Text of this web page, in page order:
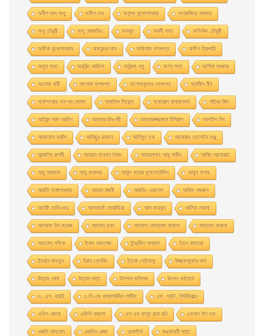
অনীশ দাস অপু অনীশ দেব অনুপম মুখোপাধ্যায় অপরাজিতা সরকার
অপু চৌধুরী অপু রােজারিও অবধূত অবনী সাহা অভিজিৎ চৌধুরী
অভীক মুখোপাধ্যায় অমরেন্দ্র দাস অমিতাভ দাশগুপ্ত অমীশ ত্রিপাঠি
অমৃত সাহা অরবিন্দ আডিগা অরিন্দম বসু অর্ণব সাহা অর্পিতা সরকার
অলোক বারী অশােক দাশগুপ্ত অশোককুমার সেনগুপ্ত অ্যানীস নীন
অ্যাম্পায়ার অব দ্য মােঘল অ্যালিস সিবােন্ড অ্যালেক্স রাদারফোর্ড আঁদ্রে জিদ
আইয়ুব আল আমিন আখতার-উন-নবী আখতারুজ্জামান ইলিয়াস আনাইস নিন
আনাতােল ফ্রাঁস আনিছুর রহমান আনিসুল হক আনোয়ার হোসেইন মঞ্জু
আন্দালিব রাশদী আবদুল মান্নান সৈয়দ আবদুল্লাহ আবু সায়ীদ আবিদ আনোয়ার
আবু আযহার আবু কায়সার আবুল খায়ের মুসলেহউদ্দিন আবুল বাশার
আরতি গঙ্গোপাধ্যায় আরব্য রজনী আরভিং ওয়ালেস আরিফ নজরুল
আর্নেষ্ট হেমিংওয়ে আলবার্তো মােরাভিয়া আল মাহমুদ আলিফ লায়লা
আশরাফ উল ময়েজ আহমদ ছফা আহমাদ মোস্তফা কামাল আহমেদ ফারুক
আহমেদ শফিক ইনাম আহম্মেদ ইন্দ্রনীল সান্যাল ইভন নাভারাে
ইমরান মাহমুদ ইয়ান ফ্লেমিং ইহারা সেইকাকু উজ্জ্বলকুমার দাস
উত্তম ঘােষ উত্তম দত্ত উল্লাস মল্লিক উৎপল ভট্টাচার্য
এ. এস. বায়াট এ.বি.এম কামালউদ্দিন শামীম এফ. স্কট. ফিটজিরাল্ড
এমিল জোলা এমিলি বারলো এস এম মাসুদ রানা রবি এহসান উল হক
ওয়াসি আহমেদ ওয়াহিদ রেজা ওয়েস্টার্ন কঙ্কাবতী দত্ত